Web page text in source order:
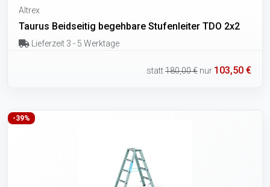
Altrex
Taurus Beidseitig begehbare Stufenleiter TDO 2x2
Lieferzeit 3 - 5 Werktage
statt180,00 € nur 103,50 €
-39%